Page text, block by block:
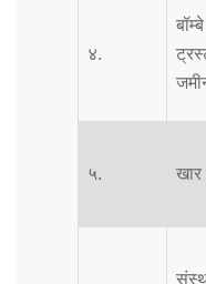
४.
बॉम्बे
५. खार